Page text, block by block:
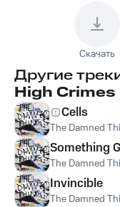
Скачать
Другие
High Crimes
Cells
The Damned
Something
The Damned
Invincible
The Damned